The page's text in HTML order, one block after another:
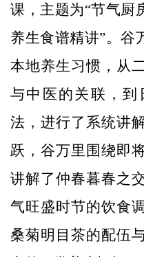
课，主题为“节气厨
养生食谱精讲”。谷
本地养生习惯，从
与中医的关联，
法，进行了系统讲
跃，谷万里围绕即
讲解了仲春暮春之
气旺盛时节的饮食
桑菊明目茶的配伍